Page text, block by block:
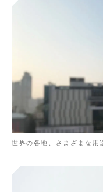
世界の各地、さまざまな用